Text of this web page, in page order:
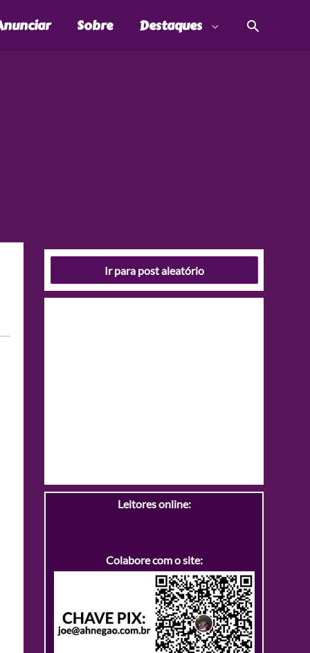
Sobre Destaques
Ir para post aleatório
Leitores online:
Colabore com o site: